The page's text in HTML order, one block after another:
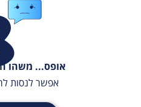
אופס... משהו
אפשר לנסות